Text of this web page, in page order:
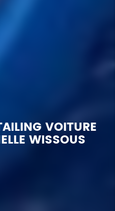
VOITURE
WISSOUS